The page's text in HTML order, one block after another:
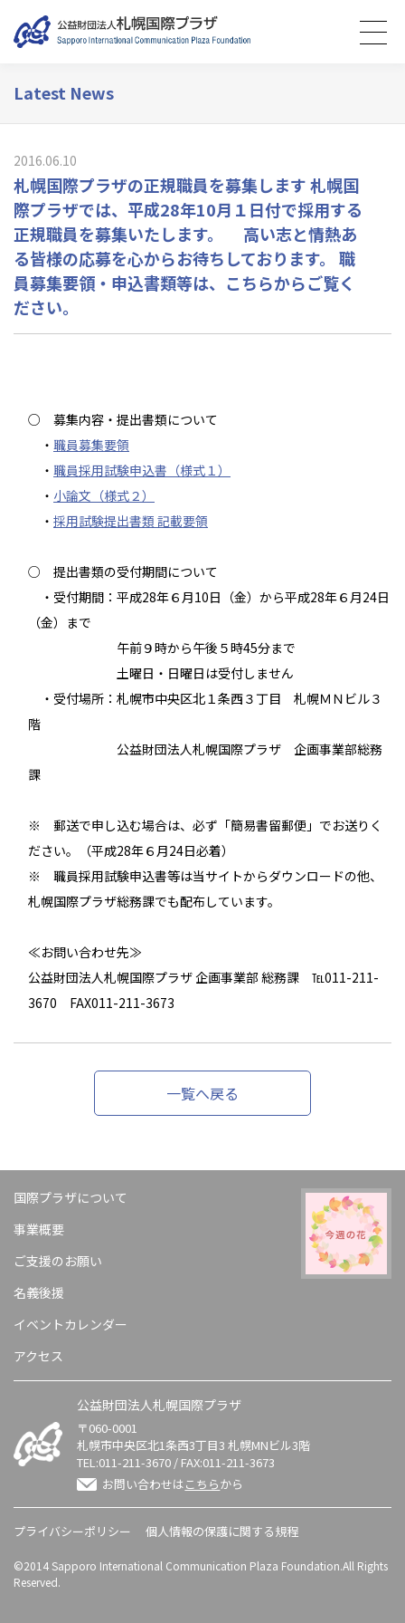
Latest News
札幌国際プラザの正規職員を募集します 札幌国
際プラザでは、平成28年10月１日付で採用する
正規職員を募集いたします。 高い志と情熱あ
る皆様の応募を心からお待ちしております。 職
員募集要領・申込書類等は、こちらからご覧く
ださい。
2016.06.10
○ 募集内容・提出書類について
・ 職員募集要領
・ 職員採用試験申込書（様式１）
・ 小論文（様式２）
・ 採用試験提出書類 記載要領
○ 提出書類の受付期間について
・受付期間：平成28年６月10日（金）から平成28年６月24日
（金）まで
午前９時から午後５時45分まで
土曜日・日曜日は受付しません
・受付場所：札幌市中央区北１条西３丁目 札幌ＭＮビル３
階
公益財団法人札幌国際プラザ 企画事業部総務
課
※ 郵送で申し込む場合は、必ず「簡易書留郵便」でお送りく
ださい。（平成28年６月24日必着）
※ 職員採用試験申込書等は当サイトからダウンロードの他、
札幌国際プラザ総務課でも配布しています。
≪お問い合わせ先≫
公益財団法人札幌国際プラザ 企画事業部 総務課 ℡011-211-
3670 FAX011-211-3673
一覧へ戻る
国際プラザについて
事業概要
ご支援のお願い
名義後援
イベントカレンダー
アクセス
公益財団法人札幌国際プラザ
〒060-0001
札幌市中央区北1条西3丁目3 札幌MNビル3階
TEL:011-211-3670 / FAX:011-211-3673
お問い合わせはこちらから
プライバシーポリシー 個人情報の保護に関する規程
©2014 Sapporo International Communication Plaza Foundation.All Rights
Reserved.